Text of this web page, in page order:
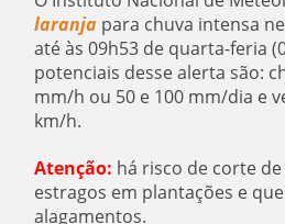
laranja para chuva intensa
até às 09h53 de quarta-feria
potenciais desse alerta são:
mm/h ou 50 e 100 mm/dia e
km/h.
Atenção: há risco de corte
estragos em plantações e
alagamentos.